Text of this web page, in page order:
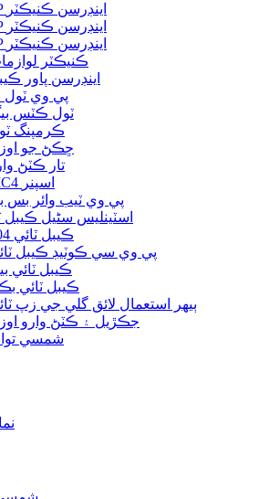
1P اينڊرسن ڪنيڪٽر
2P اينڊرسن ڪنيڪٽر
3P اينڊرسن ڪنيڪٽر
ڪنيڪٽر
اينڊرسن پاور
پي وي ٽول
ٽول ڪٽس
ڪرمپنگ
ڇڪڻ جو
تار ڪٽڻ
MC4 اسپنر
پي وي ٽيب وائر بس
304 اسٽينلیس سٹیل ڪيبل
304 ڪيبل ٽائي
پي وي سي ڪوٽيڊ ڪيبل
ڪيبل ٽائي
ڪيبل ٽائي
ٻيهر استعمال لائق گلي جي زپ
جڪڙيل ۽ ڪٽڻ وارو
شمسي